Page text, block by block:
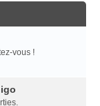
vous !